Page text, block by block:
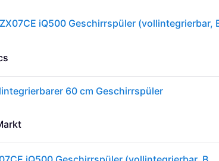
60 cm Geschirrspüler